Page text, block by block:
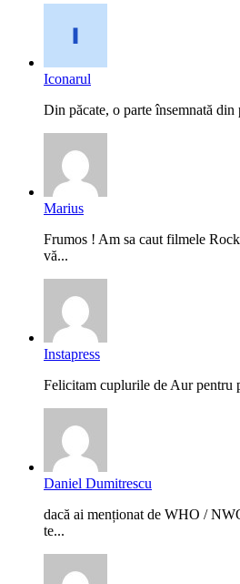
Iconarul
Din păcate, o parte însemnată
Marius
Frumos ! Am sa caut filmele
vă...
Instapress
Felicitam cuplurile de Aur pentru
Daniel Dumitrescu
dacă ai menționat de WHO /
te...